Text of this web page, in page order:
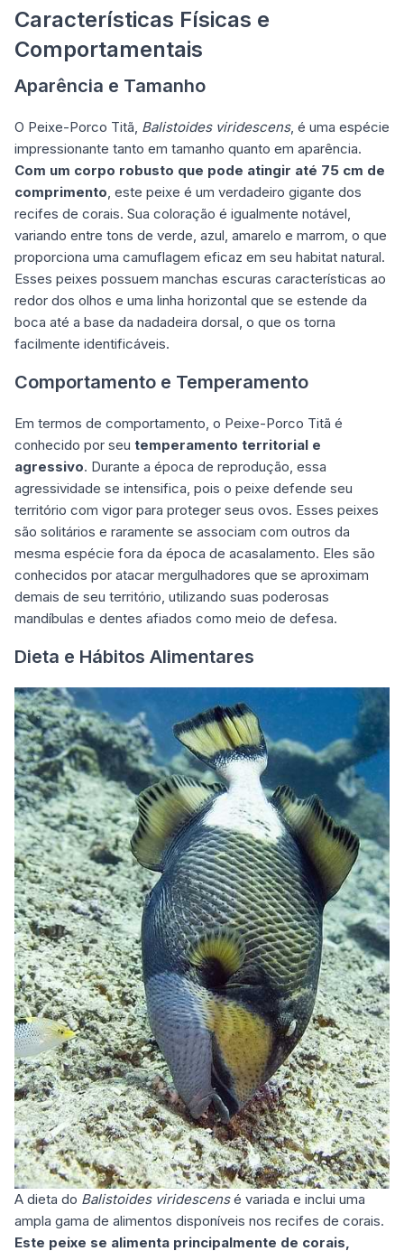
Características Físicas e
Comportamentais
Aparência e Tamanho
O Peixe-Porco Titã, Balistoides viridescens, é uma espécie
impressionante tanto em tamanho quanto em aparência.
Com um corpo robusto que pode atingir até 75 cm de
comprimento, este peixe é um verdadeiro gigante dos
recifes de corais. Sua coloração é igualmente notável,
variando entre tons de verde, azul, amarelo e marrom, o que
proporciona uma camuflagem eficaz em seu habitat natural.
Esses peixes possuem manchas escuras características ao
redor dos olhos e uma linha horizontal que se estende da
boca até a base da nadadeira dorsal, o que os torna
facilmente identificáveis.
Comportamento e Temperamento
Em termos de comportamento, o Peixe-Porco Titã é
conhecido por seu temperamento territorial e
agressivo. Durante a época de reprodução, essa
agressividade se intensifica, pois o peixe defende seu
território com vigor para proteger seus ovos. Esses peixes
são solitários e raramente se associam com outros da
mesma espécie fora da época de acasalamento. Eles são
conhecidos por atacar mergulhadores que se aproximam
demais de seu território, utilizando suas poderosas
mandíbulas e dentes afiados como meio de defesa.
Dieta e Hábitos Alimentares
A dieta do Balistoides viridescensé variada e inclui uma
ampla gama de alimentos disponíveis nos recifes de corais.
Este peixe se alimenta principalmente de corais,